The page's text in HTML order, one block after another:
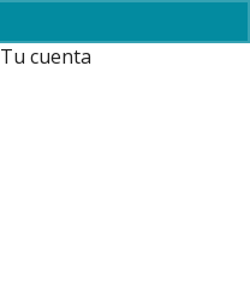
Tu cuenta